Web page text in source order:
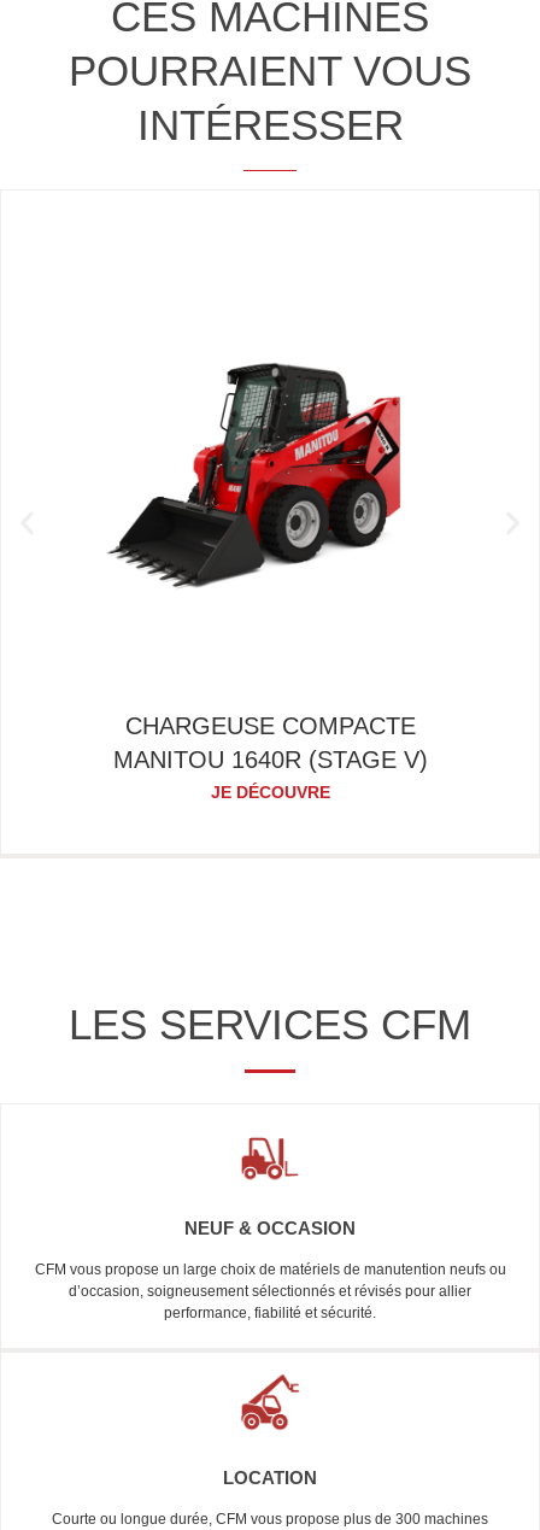
CES MACHINES
POURRAIENT VOUS
INTÉRESSER
CHARGEUSE COMPACTE
MANITOU 1640R (STAGE V)
JE DÉCOUVRE
LES SERVICES CFM
NEUF & OCCASION
CFM vous propose un large choix de matériels de manutention neufs ou
d’occasion, soigneusement sélectionnés et révisés pour allier
performance, fiabilité et sécurité.
LOCATION
Courte ou longue durée, CFM vous propose plus de 300 machines